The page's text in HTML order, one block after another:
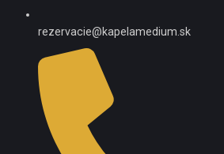
rezervacie@kapelamedium.sk